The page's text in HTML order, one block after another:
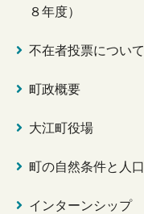
８年度）
不在者投票について
町政概要
大江町役場
町の自然条件と人口
インターンシップ